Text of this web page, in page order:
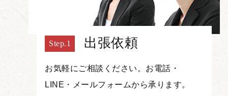
出張依頼
お気軽にご相談ください。お電話・
LINE・メールフォームから承ります。